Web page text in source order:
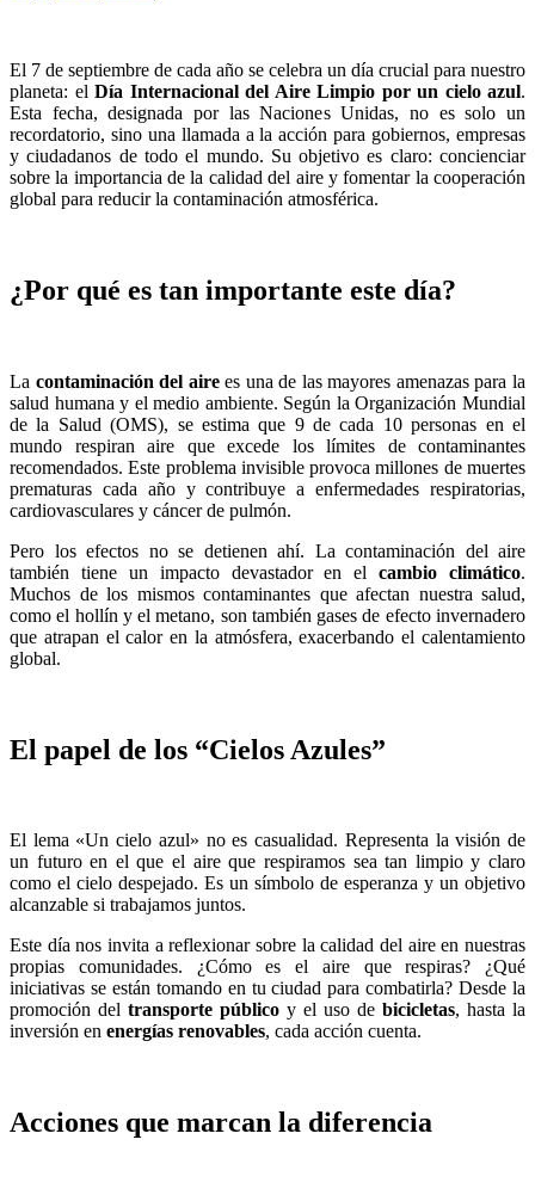
El 7 de septiembre de cada año se celebra un día crucial para nuestro
planeta: el Día Internacional del Aire Limpio por un cielo azul.
Esta fecha, designada por las Naciones Unidas, no es solo un
recordatorio, sino una llamada a la acción para gobiernos, empresas
y ciudadanos de todo el mundo. Su objetivo es claro: concienciar
sobre la importancia de la calidad del aire y fomentar la cooperación
global para reducir la contaminación atmosférica.
¿Por qué es tan importante este día?
La contaminación del airees una de las mayores amenazas para la
salud humana y el medio ambiente. Según la Organización Mundial
de la Salud (OMS), se estima que 9 de cada 10 personas en el
mundo respiran aire que excede los límites de contaminantes
recomendados. Este problema invisible provoca millones de muertes
prematuras cada año y contribuye a enfermedades respiratorias,
cardiovasculares y cáncer de pulmón.
Pero los efectos no se detienen ahí. La contaminación del aire
también tiene un impacto devastador en elcambio climático.
Muchos de los mismos contaminantes que afectan nuestra salud,
como el hollín y el metano, son también gases de efecto invernadero
que atrapan el calor en la atmósfera, exacerbando el calentamiento
global.
El papel de los “Cielos Azules”
El lema «Un cielo azul» no es casualidad. Representa la visión de
un futuro en el que el aire que respiramos sea tan limpio y claro
como el cielo despejado. Es un símbolo de esperanza y un objetivo
alcanzable si trabajamos juntos.
Este día nos invita a reflexionar sobre la calidad del aire en nuestras
propias comunidades. ¿Cómo es el aire que respiras? ¿Qué
iniciativas se están tomando en tu ciudad para combatirla? Desde la
promoción del transporte público y el uso de bicicletas, hasta la
inversión en energías renovables, cada acción cuenta.
Acciones que marcan la diferencia